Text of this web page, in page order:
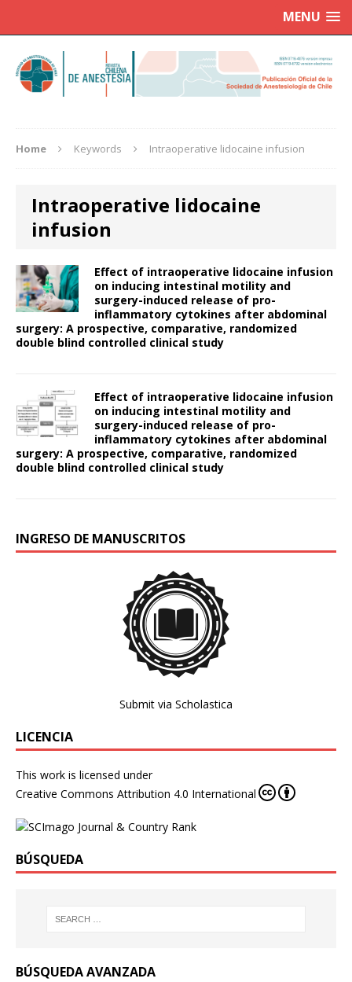
MENU
Home Keywords Intraoperative lidocaine infusion
Intraoperative lidocaine
infusion
Effect of intraoperative lidocaine infusion
on inducing intestinal motility and
surgery-induced release of pro-
inflammatory cytokines after abdominal
surgery: A prospective, comparative, randomized
double blind controlled clinical study
Effect of intraoperative lidocaine infusion
on inducing intestinal motility and
surgery-induced release of pro-
inflammatory cytokines after abdominal
surgery: A prospective, comparative, randomized
double blind controlled clinical study
INGRESO DE MANUSCRITOS
Submit via Scholastica
LICENCIA
This work is licensed under
Creative Commons Attribution 4.0 International
BÚSQUEDA
BÚSQUEDA AVANZADA